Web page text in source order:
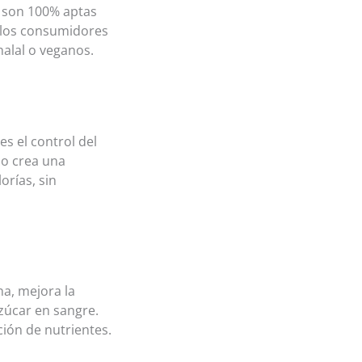
100% aptas
consumidores
o veganos.
es el control del
crea una
sin
mejora la
en sangre.
de nutrientes.